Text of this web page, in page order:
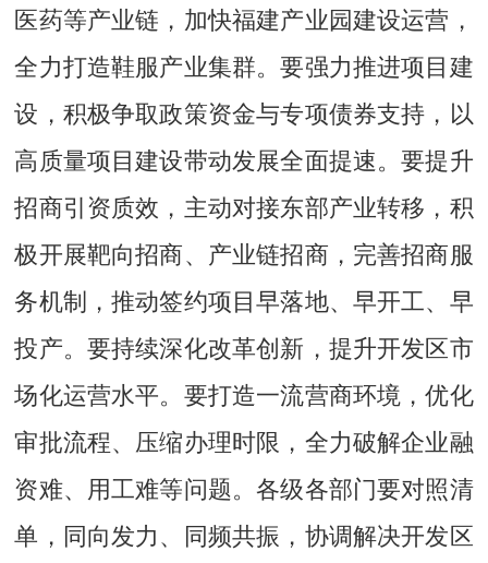
医药等产业链，加快福建产业园建设运营，
全力打造鞋服产业集群。要强力推进项目建
设，积极争取政策资金与专项债券支持，以
高质量项目建设带动发展全面提速。要提升
招商引资质效，主动对接东部产业转移，积
极开展靶向招商、产业链招商，完善招商服
务机制，推动签约项目早落地、早开工、早
投产。要持续深化改革创新，提升开发区市
场化运营水平。要打造一流营商环境，优化
审批流程、压缩办理时限，全力破解企业融
资难、用工难等问题。各级各部门要对照清
单，同向发力、同频共振，协调解决开发区